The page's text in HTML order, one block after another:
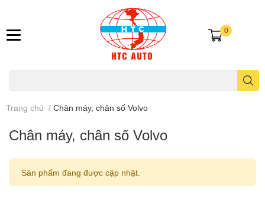
0
Trang chủ / Chân máy, chân số Volvo
Chân máy, chân số Volvo
Sản phẩm đang được cập nhật.